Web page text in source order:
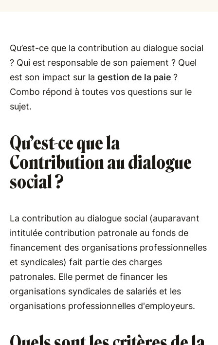
Qu’est-ce que la contribution au dialogue social
? Qui est responsable de son paiement ? Quel
est son impact sur la gestion de la paie ?
Combo répond à toutes vos questions sur le
sujet.
Qu’est-ce que la
Contribution au dialogue
social ?
La contribution au dialogue social (auparavant
intitulée contribution patronale au fonds de
financement des organisations professionnelles
et syndicales) fait partie des charges
patronales. Elle permet de financer les
organisations syndicales de salariés et les
organisations professionnelles d'employeurs.